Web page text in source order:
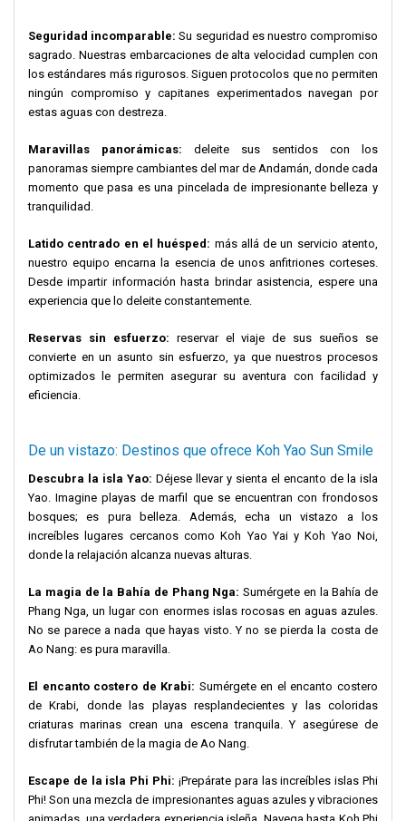
Seguridad incomparable: Su seguridad es nuestro compromiso
sagrado. Nuestras embarcaciones de alta velocidad cumplen con
los estándares más rigurosos. Siguen protocolos que no permiten
ningún compromiso y capitanes experimentados navegan por
estas aguas con destreza.
Maravillas panorámicas: deleite sus sentidos con los
panoramas siempre cambiantes del mar de Andamán, donde cada
momento que pasa es una pincelada de impresionante belleza y
tranquilidad.
Latido centrado en el huésped: más allá de un servicio atento,
nuestro equipo encarna la esencia de unos anfitriones corteses.
Desde impartir información hasta brindar asistencia, espere una
experiencia que lo deleite constantemente.
Reservas sin esfuerzo: reservar el viaje de sus sueños se
convierte en un asunto sin esfuerzo, ya que nuestros procesos
optimizados le permiten asegurar su aventura con facilidad y
eficiencia.
De un vistazo: Destinos que ofrece Koh Yao Sun Smile
Descubra la isla Yao: Déjese llevar y sienta el encanto de la isla
Yao. Imagine playas de marfil que se encuentran con frondosos
bosques; es pura belleza. Además, echa un vistazo a los
increíbles lugares cercanos como Koh Yao Yai y Koh Yao Noi,
donde la relajación alcanza nuevas alturas.
La magia de la Bahía de Phang Nga: Sumérgete en la Bahía de
Phang Nga, un lugar con enormes islas rocosas en aguas azules.
No se parece a nada que hayas visto. Y no se pierda la costa de
Ao Nang: es pura maravilla.
El encanto costero de Krabi: Sumérgete en el encanto costero
de Krabi, donde las playas resplandecientes y las coloridas
criaturas marinas crean una escena tranquila. Y asegúrese de
disfrutar también de la magia de Ao Nang.
Escape de la isla Phi Phi: ¡Prepárate para las increíbles islas Phi
Phi! Son una mezcla de impresionantes aguas azules y vibraciones